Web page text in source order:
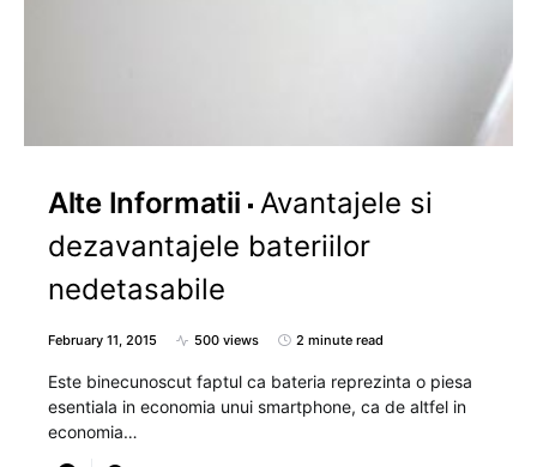
Alte Informatii Avantajele si
dezavantajele bateriilor
nedetasabile
February 11, 2015 500 views 2 minute read
Este binecunoscut faptul ca bateria reprezinta o piesa
esentiala in economia unui smartphone, ca de altfel in
economia…